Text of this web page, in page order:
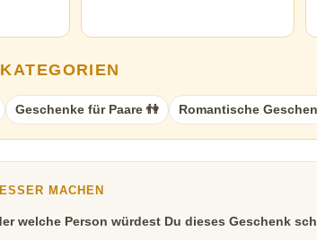
Geschenke für Paare 👫 Romantische
MACHEN
welche Person würdest Du dieses Geschenk